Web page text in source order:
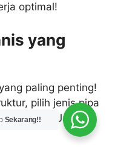
optimal!
yang
paling penting!
pilih jenis pipa
sesuai. Jangan
Sekarang!!